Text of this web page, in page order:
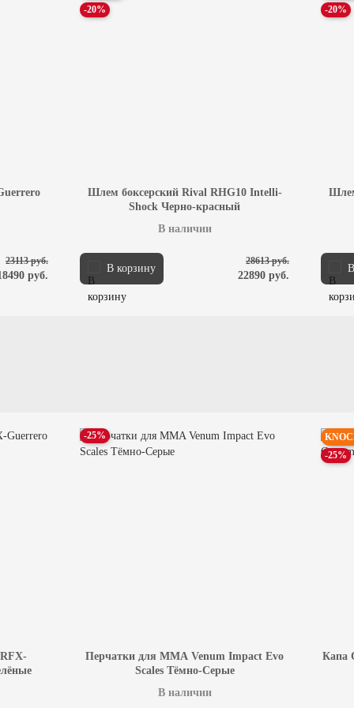
23113 руб.
руб.
-20%
Шлем боксерский Rival RHG10 Intelli-
Shock Черно-красный
В наличии
В корзину
28613 руб.
22890 руб.
-20%
-25%
Перчатки для MMA Venum Impact Evo
Scales Тёмно-Серые
В наличии
-25%
Капа